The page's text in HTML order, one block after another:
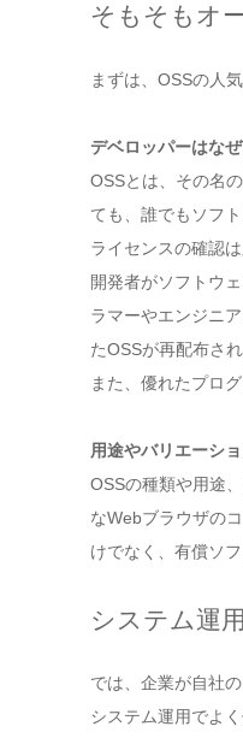
そもそもオ
まずは、OSSの人
デベロッパーはな
OSSとは、その名
ても、誰でもソフ
ライセンスの確認は
開発者がソフトウ
ラマーやエンジニ
たOSSが再配布さ
また、優れたプロ
用途やバリエーシ
OSSの種類や用途
なWebブラウザの
けでなく、有償ソ
システム運
では、企業が自社
システム運用でよ